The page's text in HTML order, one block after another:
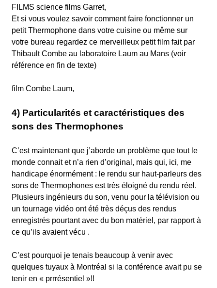
FILMS science films Garret,
Et si vous voulez savoir comment faire fonctionner un
petit Thermophone dans votre cuisine ou même sur
votre bureau regardez ce merveilleux petit film fait par
Thibault Combe au laboratoire Laum au Mans (voir
référence en fin de texte)
film Combe Laum,
4) Particularités et caractéristiques des
sons des Thermophones
C’est maintenant que j’aborde un problème que tout le
monde connait et n’a rien d’original, mais qui, ici, me
handicape énormément : le rendu sur haut-parleurs des
sons de Thermophones est très éloigné du rendu réel.
Plusieurs ingénieurs du son, venu pour la télévision ou
un tournage vidéo ont été très déçus des rendus
enregistrés pourtant avec du bon matériel, par rapport à
ce qu’ils avaient vécu .
C’est pourquoi je tenais beaucoup à venir avec
quelques tuyaux à Montréal si la conférence avait pu se
tenir en « prrrésentiel »!!